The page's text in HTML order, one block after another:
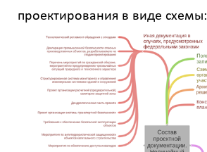
проектирования в виде схемы: